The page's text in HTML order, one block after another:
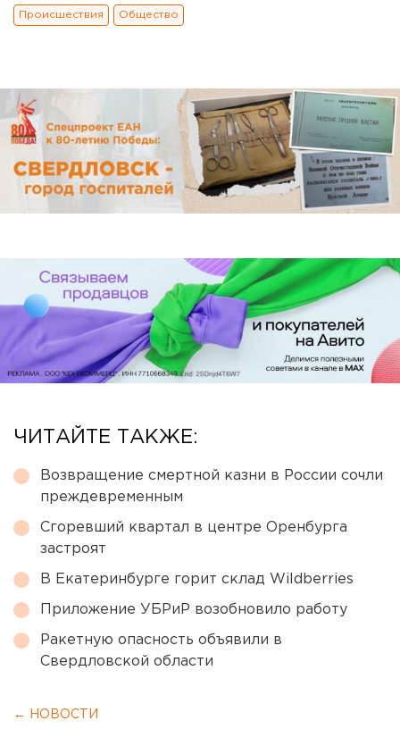
Происшествия Общество
ЧИТАЙТЕ ТАКЖЕ:
Возвращение смертной казни в России сочли
преждевременным
Сгоревший квартал в центре Оренбурга
застроят
В Екатеринбурге горит склад Wildberries
Приложение УБРиР возобновило работу
Ракетную опасность объявили в
Свердловской области
← НОВОСТИ